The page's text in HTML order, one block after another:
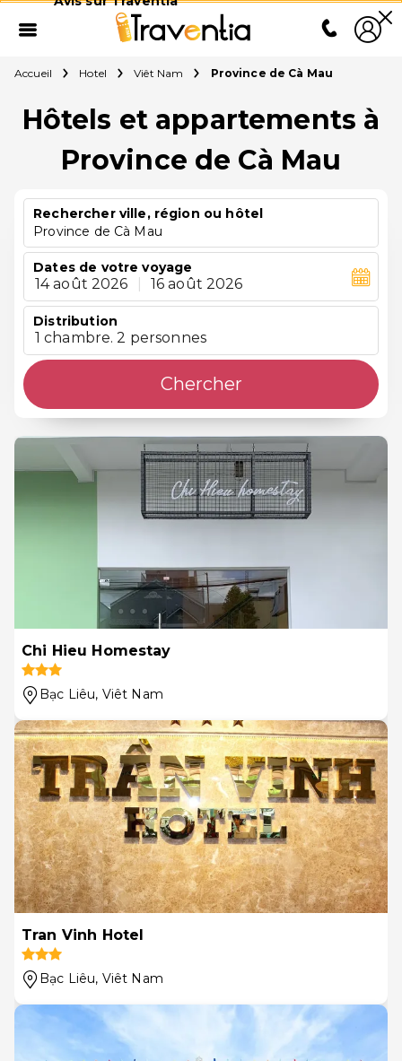
Accueil Hotel Viêt Nam Province de Cà Mau
Hôtels et appartements à
Province de Cà Mau
Rechercher ville, région ou hôtel
Province de Cà Mau
Dates de votre voyage
14 août 2026 16 août 2026
Distribution
1 chambre. 2 personnes
Chercher
Chi Hieu Homestay
Bạc Liêu, Viêt Nam
Tran Vinh Hotel
Bạc Liêu, Viêt Nam